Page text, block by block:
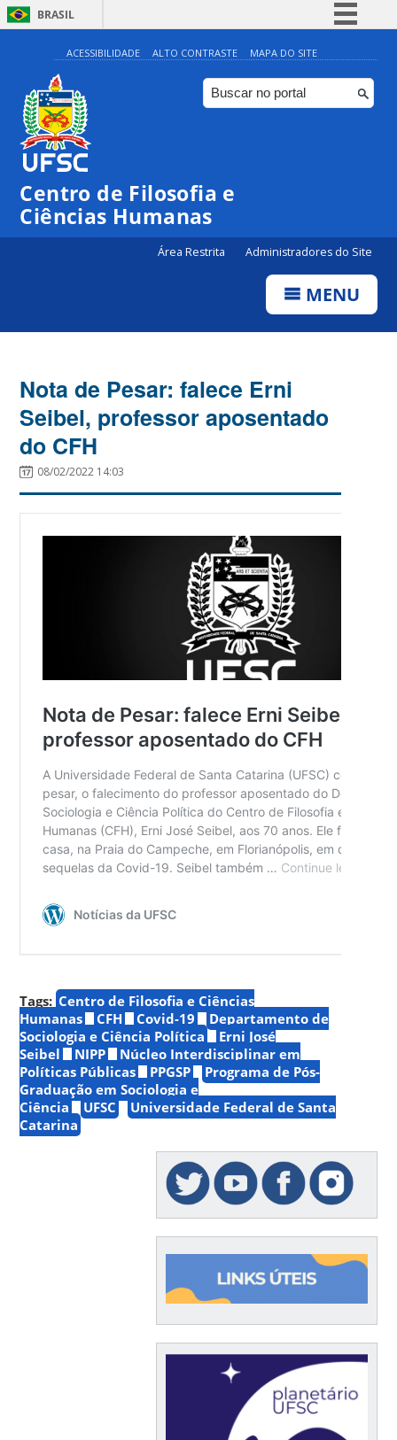
BRASIL
Simplifique!
Comunica BR
Participe
ACESSIBILIDADE ALTO CONTRASTE MAPA DO SITE
Centro de Filosofia e
Ciências Humanas
Área Restrita Administradores do Site
MENU
Nota de Pesar: falece Erni
Seibel, professor aposentado
do CFH
08/02/2022 14:03
Tags: Centro de Filosofia e Ciências
Humanas
CFH Covid-19
Departamento de
Sociologia e Ciência Política
Erni José
Seibel
NIPP
Núcleo Interdisciplinar em
Políticas Públicas
PPGSP
Programa de Pós-
Graduação em Sociologia e
Ciência
UFSC
Universidade Federal de Santa
Catarina